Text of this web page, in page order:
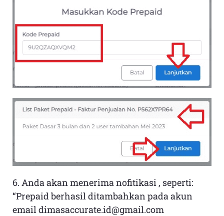
6. Anda akan menerima nofitikasi , seperti:
“Prepaid berhasil ditambahkan pada akun
email dimasaccurate.id@gmail.com